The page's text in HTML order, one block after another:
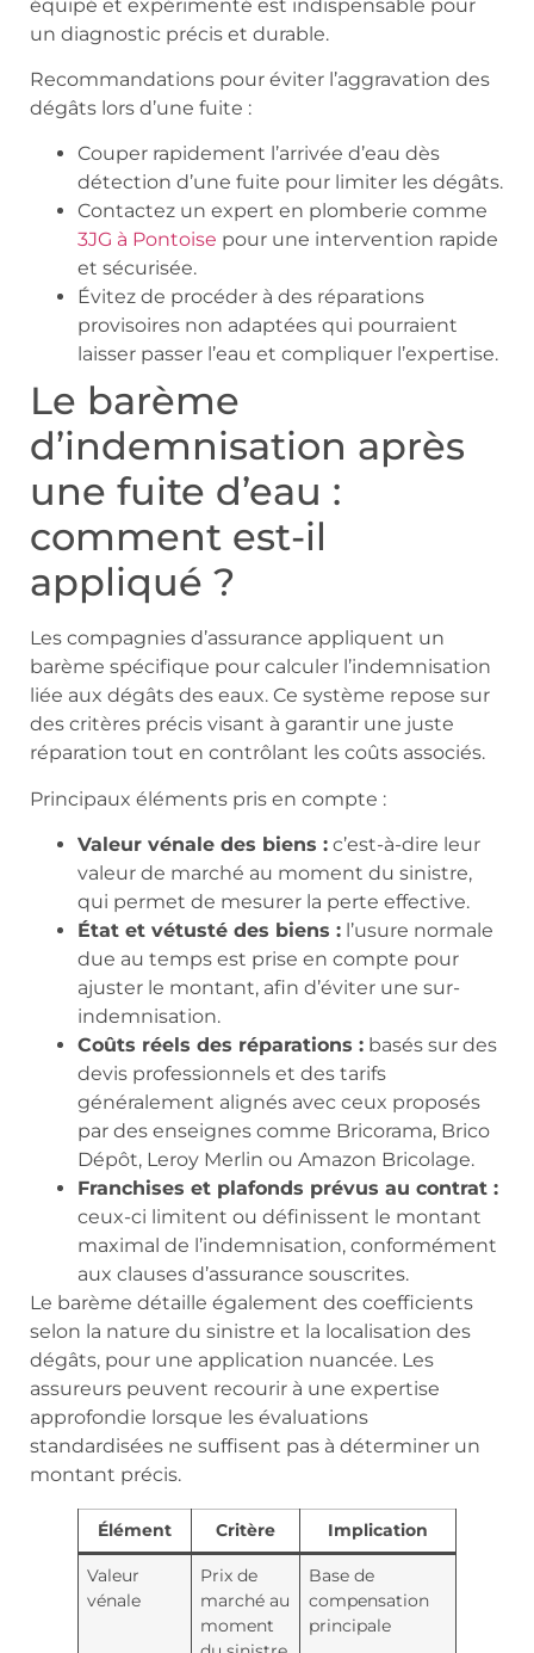
équipé et expérimenté est indispensable pour
un diagnostic précis et durable.
Recommandations pour éviter l’aggravation des
dégâts lors d’une fuite :
Couper rapidement l’arrivée d’eau dès
détection d’une fuite pour limiter les dégâts.
Contactez un expert en plomberie comme
3JG à Pontoise pour une intervention rapide
et sécurisée.
Évitez de procéder à des réparations
provisoires non adaptées qui pourraient
laisser passer l’eau et compliquer l’expertise.
Le barème
d’indemnisation après
une fuite d’eau :
comment est-il
appliqué ?
Les compagnies d’assurance appliquent un
barème spécifique pour calculer l’indemnisation
liée aux dégâts des eaux. Ce système repose sur
des critères précis visant à garantir une juste
réparation tout en contrôlant les coûts associés.
Principaux éléments pris en compte :
Valeur vénale des biens : c’est-à-dire leur
valeur de marché au moment du sinistre,
qui permet de mesurer la perte effective.
État et vétusté des biens : l’usure normale
due au temps est prise en compte pour
ajuster le montant, afin d’éviter une sur-
indemnisation.
Coûts réels des réparations : basés sur des
devis professionnels et des tarifs
généralement alignés avec ceux proposés
par des enseignes comme Bricorama, Brico
Dépôt, Leroy Merlin ou Amazon Bricolage.
Franchises et plafonds prévus au contrat :
ceux-ci limitent ou définissent le montant
maximal de l’indemnisation, conformément
aux clauses d’assurance souscrites.
Le barème détaille également des coefficients
selon la nature du sinistre et la localisation des
dégâts, pour une application nuancée. Les
assureurs peuvent recourir à une expertise
approfondie lorsque les évaluations
standardisées ne suffisent pas à déterminer un
montant précis.
Élément Critère Implication
Valeur
vénale
Prix de
marché au
moment
Base de
compensation
principale